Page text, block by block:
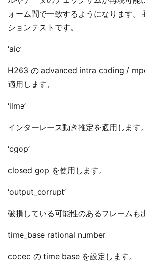
ォーム間で一致するようになります。
ションテストです。
‘aic’
H263 の advanced intra coding /
適用します。
‘ilme’
インターレース動き推定を適用します。
‘cgop’
closed gop を使用します。
‘output_corrupt’
破損している可能性のあるフレームも
time_base rational number
codec の time base を設定します。